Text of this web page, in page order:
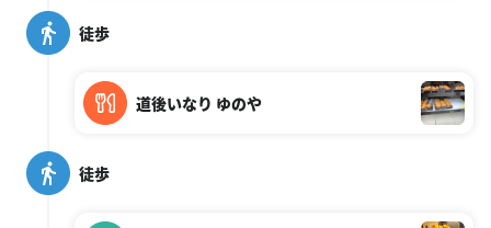
徒歩
道後いなり ゆのや
徒歩